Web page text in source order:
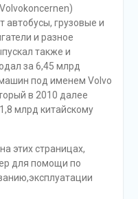
грузовые и
и разное
также и
за 6,45 млрд
под именем Volvo
в 2010 далее
млрд китайскому
этих страницах,
для помощи по